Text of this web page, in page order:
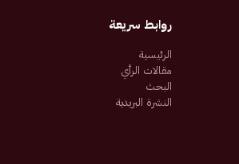
روابط سريعة
الرئيسية
مقالات الرأي
البحث
النشرة البريدية